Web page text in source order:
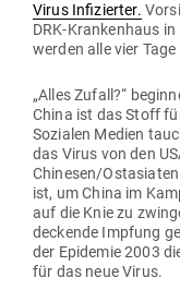
Virus Infi­zierter.
DRK-Kran­kenhaus
werden alle vier
„Alles Zufall?“
China ist das Stoff
Sozialen Medien
das Virus von den
Chinesen/
ist, um China im
auf die Knie zu
de­ckende Impfung
der Epi­demie 2003
für das neue Virus.